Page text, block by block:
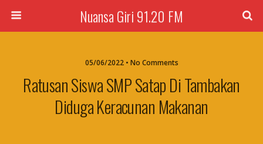
Nuansa Giri 91.20 FM
05/06/2022 • No Comments
Ratusan Siswa SMP Satap Di Tambakan
Diduga Keracunan Makanan